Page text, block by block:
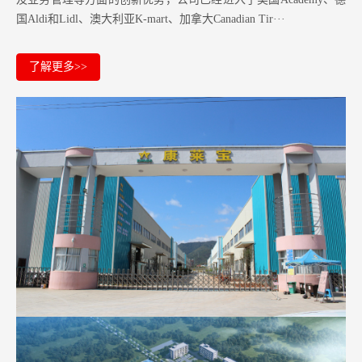
国Aldi和Lidl、澳大利亚K-mart、加拿大Canadian Tir···
了解更多>>